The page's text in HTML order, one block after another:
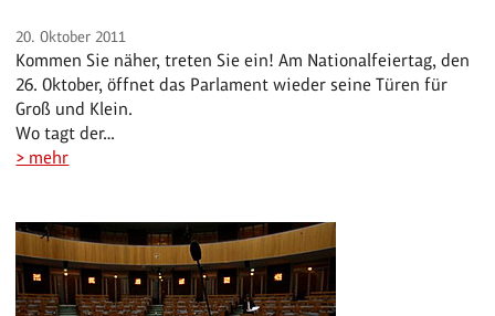
20. Oktober 2011
Kommen Sie näher, treten Sie ein! Am Nationalfeiertag, den
26. Oktober, öffnet das Parlament wieder seine Türen für
Groß und Klein.
Wo tagt der…
> mehr